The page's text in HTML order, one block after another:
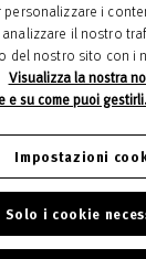
i
il nostro
del nostro sito con i
Visualizza la nostra
e su come puoi
Solo i cookie
Impostazioni